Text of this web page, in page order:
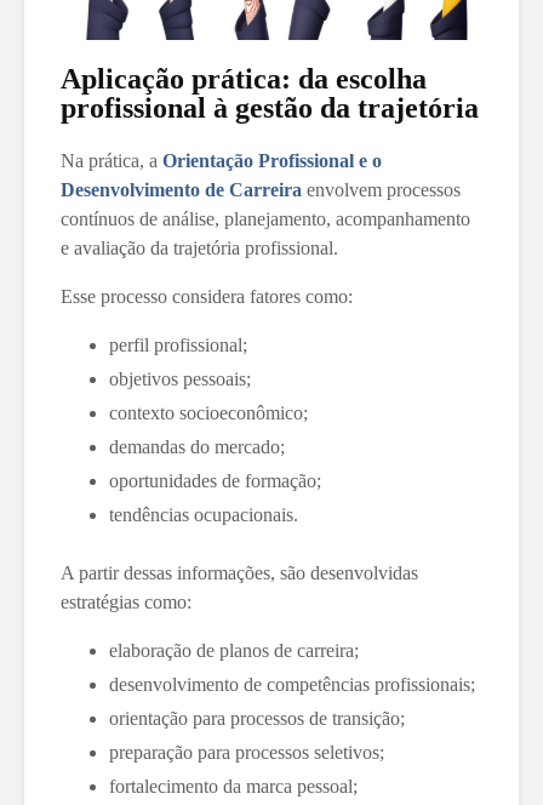
Aplicação prática: da escolha
profissional à gestão da trajetória
Na prática, a Orientação Profissional e o
Desenvolvimento de Carreira envolvem processos
contínuos de análise, planejamento, acompanhamento
e avaliação da trajetória profissional.
Esse processo considera fatores como:
perfil profissional;
objetivos pessoais;
contexto socioeconômico;
demandas do mercado;
oportunidades de formação;
tendências ocupacionais.
A partir dessas informações, são desenvolvidas
estratégias como:
elaboração de planos de carreira;
desenvolvimento de competências profissionais;
orientação para processos de transição;
preparação para processos seletivos;
fortalecimento da marca pessoal;